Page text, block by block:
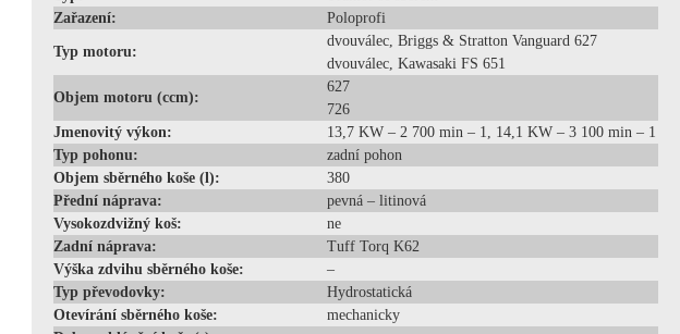
Zařazení:
Poloprofi
Typ motoru:
dvouválec, Briggs & Stratton Vanguard 627
dvouválec, Kawasaki FS 651
Objem motoru (ccm):
627
726
Jmenovitý výkon:
13,7 KW – 2 700 min – 1, 14,1 KW – 3 100 min – 1
Typ pohonu:
zadní pohon
Objem sběrného koše (l):
380
Přední náprava:
pevná – litinová
Vysokozdvižný koš:
ne
Zadní náprava:
Tuff Torq K62
Výška zdvihu sběrného koše:
–
Typ převodovky:
Hydrostatická
Otevírání sběrného koše:
mechanicky